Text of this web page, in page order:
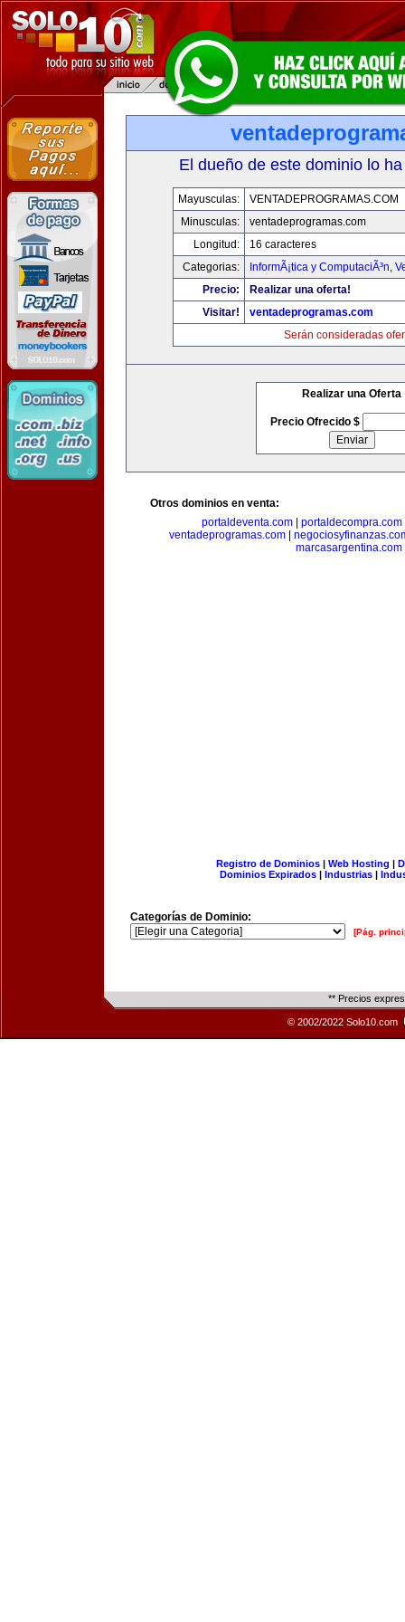
El dueño de este dominio lo
Mayusculas:
VENTADEPROGRAMAS.COM
Minusculas:
ventadeprogramas.com
Longitud:
16 caracteres
Categorias:
InformÃ¡tica y ComputaciÃ³n,
Precio:
Realizar una oferta!
Visitar!
ventadeprogramas.com
Serán consideradas
Realizar una Oferta
Precio Ofrecido $
Otros dominios en venta:
portaldeventa.com
portaldecompra.com
ventadeprogramas.com|
marcasargentina.com
Registro de Dominios| Web Hosting |
Dominios Expirados | Industrias |
Categorías de Dominio:
[Pág.
** Precios
© 2002/2022 Solo10.com